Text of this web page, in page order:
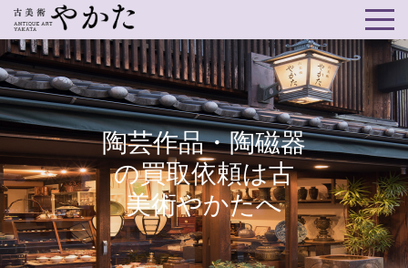
陶芸作品・陶磁器
の買取依頼は古
美術やかたへ